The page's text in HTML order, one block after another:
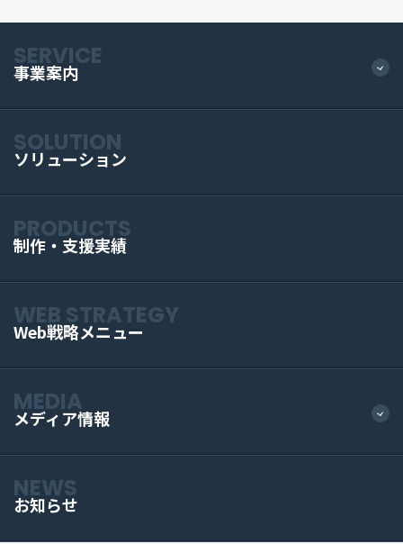
SERVICE
事業案内
SOLUTION
ソリューション
PRODUCTS
制作・支援実績
WEB STRATEGY
Web戦略メニュー
MEDIA
メディア情報
NEWS
お知らせ